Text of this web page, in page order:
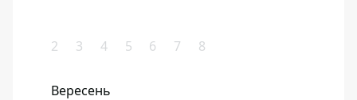
2 3 4 5 6 7 8
Вересень